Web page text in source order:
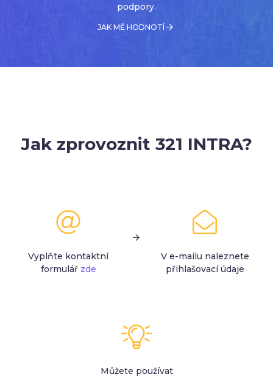
podpory.
JAK MĚ HODNOTÍ
Jak zprovoznit 321 INTRA?
Vyplňte kontaktní
formulář zde
V e-mailu naleznete
přihlašovací údaje
Můžete používat